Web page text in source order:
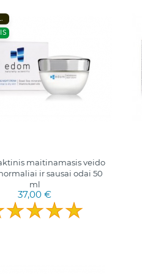
maitinamasis veido
ir sausai odai 50
ml
37,00 €